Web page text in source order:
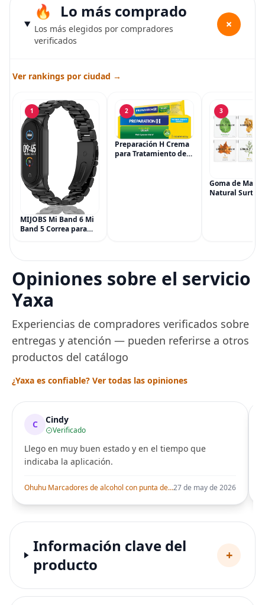
Lo más comprado
Los más elegidos por compradores
verificados
+
Ver rankings por ciudad →
1
MIJOBS Mi Band 6 Mi
Band 5 Correa para
de metal para Mi
Smart Band 6
2
Preparación H Crema
para Tratamiento de
3
Goma de
Natural
Opiniones sobre el servicio
Yaxa
Experiencias de compradores verificados sobre
entregas y atención — pueden referirse a otros
productos del catálogo
¿Yaxa es confiable? Ver todas las opiniones
C Cindy
Verificado
Llego en muy buen estado y en el tiempo que
indicaba la aplicación.
Ohuhu Marcadores de alcohol con punta de pincel – Juego de marcadores artísticos de doble punta con certificación AP para artistas adultos27 de may de 2026
Información clave del
producto
+